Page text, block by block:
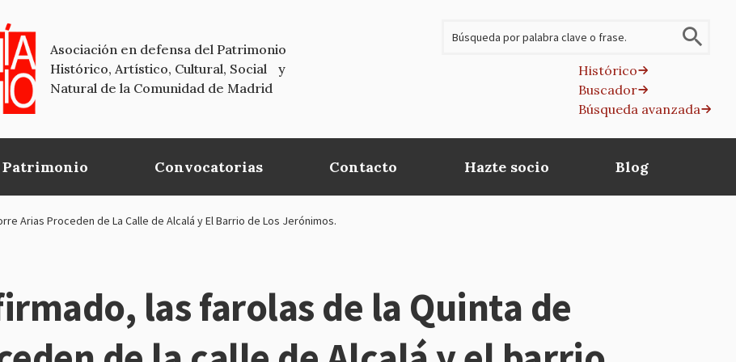
Asociación en defensa del Patrimonio
Histórico, Artístico, Cultural, Social y
Natural de la Comunidad de Madrid
Histórico
Buscador
Búsqueda avanzada
Patrimonio Convocatorias Contacto Hazte socio Blog
Arias Proceden de La Calle de Alcalá y El Barrio de Los Jerónimos.
las farolas de la Quinta de